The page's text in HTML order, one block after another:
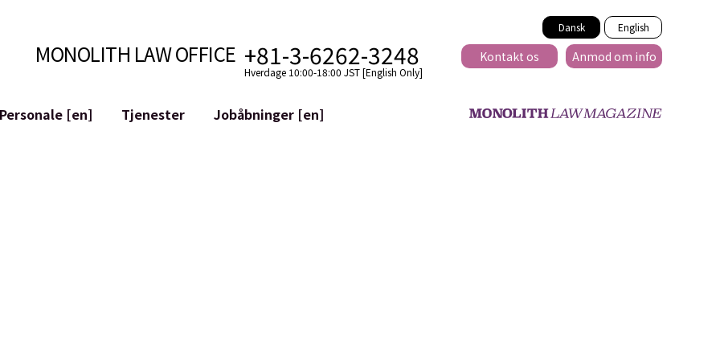
Dansk English
MONOLITH LAW OFFICE +81-3-6262-3248
Hverdage 10:00-18:00 JST [English Only]
Kontakt os Anmod om info
Personale [en]
Tjenester
og Blockchains
Jobåbninger [en]